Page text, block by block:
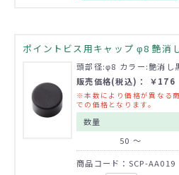
ポイントビス用キャップ φ8 艶消
頭部径:φ8 カラー:艶消し
販売価格(税込)： ￥176
※本数により価格が異なる
での価格となります。
数量
50 ～
商品コード：SCP-AA019